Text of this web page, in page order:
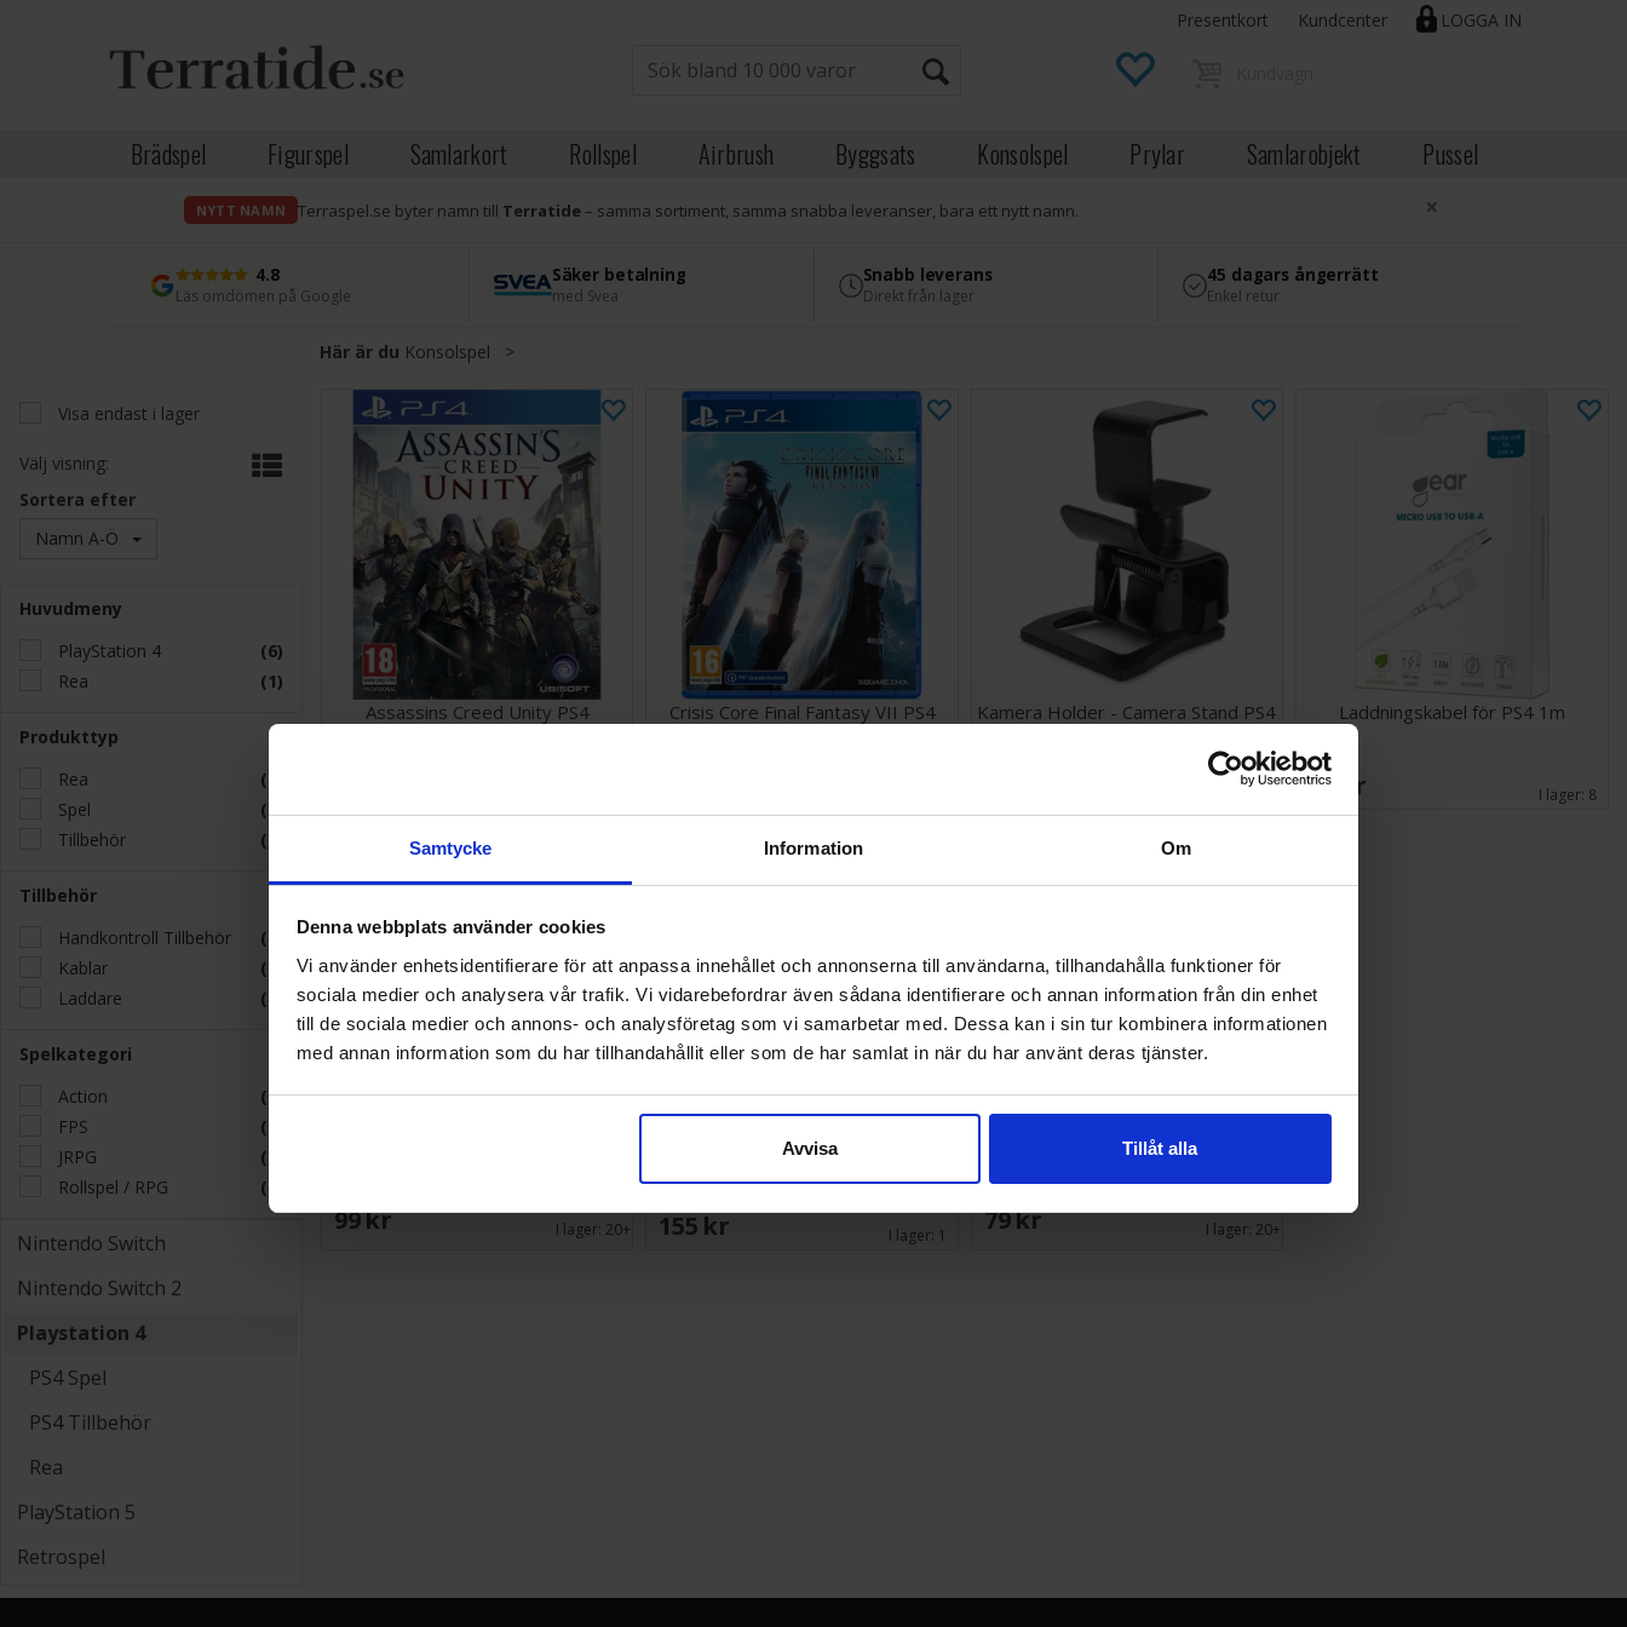
Samtycke Information Om
Denna webbplats använder cookies
Vi använder enhetsidentifierare för att anpassa innehållet och annonserna till användarna, tillhandahålla funktioner för
sociala medier och analysera vår trafik. Vi vidarebefordrar även sådana identifierare och annan information från din enhet
till de sociala medier och annons- och analysföretag som vi samarbetar med. Dessa kan i sin tur kombinera informationen
med annan information som du har tillhandahållit eller som de har samlat in när du har använt deras tjänster.
Avvisa Tillåt alla
LOGGA IN
Presentkort Kundcenter
Brädspel Figurspel Samlarkort Rollspel Airbrush Byggsats Konsolspel Prylar Samlarobjekt Pussel
NYTT NAMN Terraspel.se byter namn till Terratide– samma sortiment, samma snabba leveranser, bara ett nytt namn. ×
4.8
Läs omdömen på Google
Säker betalning
med Svea
Snabb leverans
Direkt från lager
45 dagars ångerrätt
Enkel retur
Här är du Konsolspel >
Visa endast i lager
Välj visning:
Sortera efter
Namn A-Ö
Huvudmeny
PlayStation 4
(6)
Rea
(1)
Produkttyp
Rea
(1)
Spel
(3)
Tillbehör
(4)
Tillbehör
Handkontroll Tillbehör
(1)
Kablar
(2)
Laddare
(2)
Spelkategori
Action
(2)
FPS
(1)
JRPG
(1)
Rollspel / RPG
(1)
Nintendo Switch
Nintendo Switch 2
Playstation 4
PS4 Spel
PS4 Tillbehör
Rea
PlayStation 5
Retrospel
Assassins Creed Unity PS4 Crisis Core Final Fantasy VII PS4 Kamera Holder - Camera Stand PS4 Laddningskabel för PS4 1m
76 SEK I lager: 8
99 SEK I lager: 20+
Rainbow Six Extraction PS4
155 SEK I lager: 1
Thumbstick Grips PS4
79 SEK I lager: 20+